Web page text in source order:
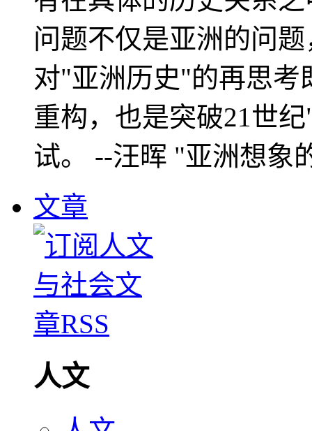
问题不仅是亚洲的问
对"亚洲历史"的再思考
重构，也是突破21世
试。 --汪晖 "亚洲想象
文章
人文